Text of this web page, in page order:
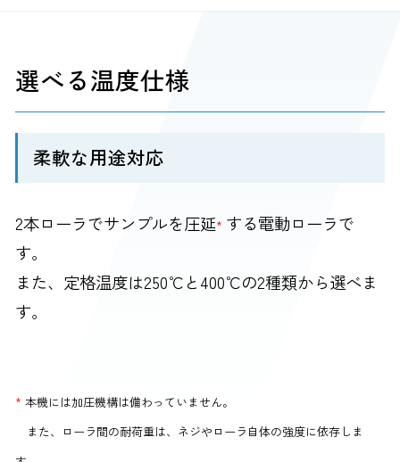
選べる温度仕様
柔軟な用途対応
2本ローラでサンプルを圧延* する電動ローラで
す。
また、定格温度は250℃と400℃の2種類から選べま
す。
* 本機には加圧機構は備わっていません。
また、ローラ間の耐荷重は、ネジやローラ自体の強度に依存しま